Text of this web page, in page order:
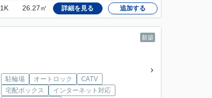
1K 26.27㎡ 詳細を見る 追加する
新築
駐輪場 オートロック
CATV
宅配ボックス
インターネット対応